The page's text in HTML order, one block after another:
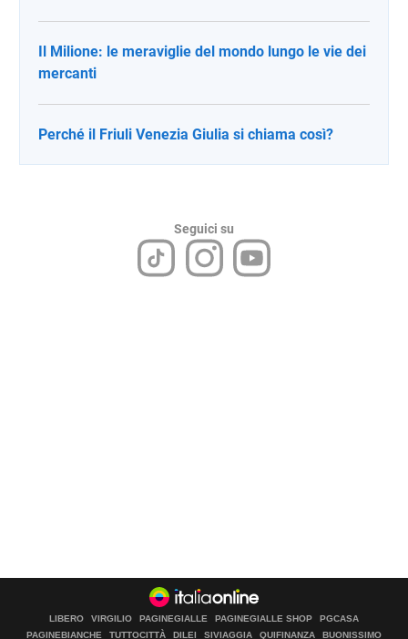
Il Milione: le meraviglie del mondo lungo le vie dei
mercanti
Perché il Friuli Venezia Giulia si chiama così?
Seguici su
LIBERO VIRGILIO PAGINEGIALLE PAGINEGIALLE SHOP
PGCASA
PAGINEBIANCHE
TUTTOCITTÀ DILEI SIVIAGGIA QUIFINANZA BUONISSIMO